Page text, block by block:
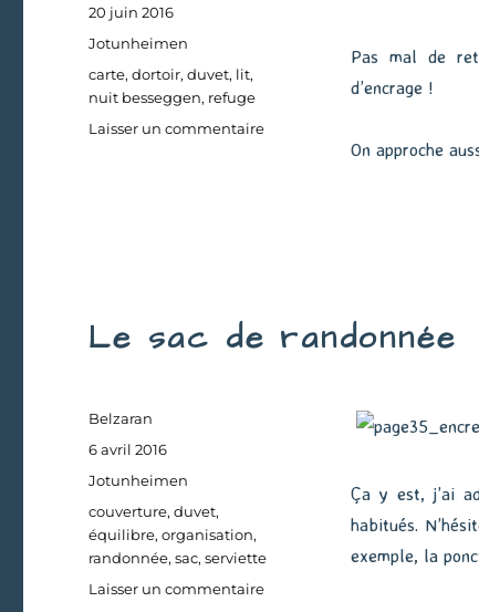
Pas mal de
d’encrage !
On approche
Publié
le
20 juin 2016
Catégories
Jotunheimen
Étiquettes
carte,dortoir,duvet, lit,
nuit besseggen, refuge
Laisser un commentairesur
Le sac de randonnée
Ça y est, j’ai
habitués.
exemple, la
Auteur
Belzaran
Publié
le
6 avril 2016
Catégories
Jotunheimen
Étiquettes
couverture,duvet,
équilibre,organisation,
randonnée,sac,serviette
Laisser un commentairesur